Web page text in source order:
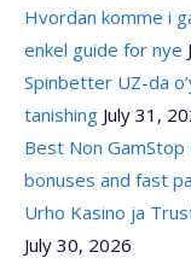
Hvordan komme i
enkel guide for nye
Spinbetter UZ-da
tanishing July 31,
Best Non
bonuses and fast
Urho Kasino ja
July 30, 2026